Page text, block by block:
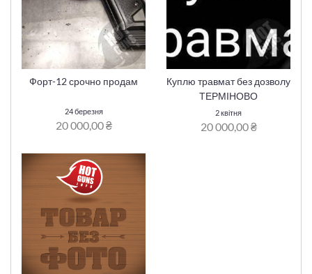
Форт-12 срочно продам
24 березня
20 000,00 ₴
Куплю травмат без дозволу
ТЕРМІНОВО
2 квітня
20 000,00 ₴